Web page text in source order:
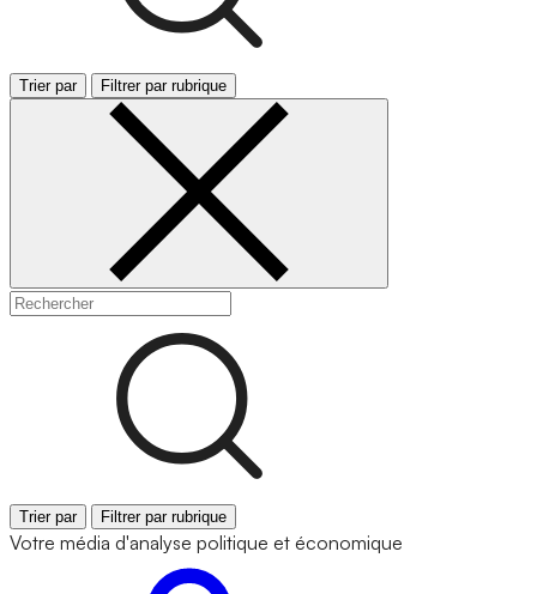
Trier par Filtrer par rubrique
Trier par Filtrer par rubrique
Votre média d'analyse politique et économique